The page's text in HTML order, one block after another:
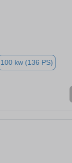
100 kw (136 PS)